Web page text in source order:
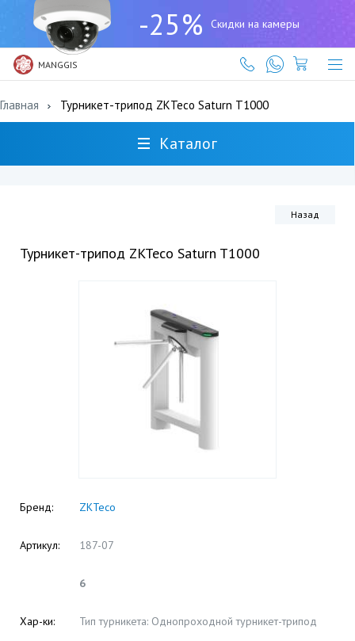
-25% Скидки на камеры
MANGGIS
(727)
317-
61-
61
Главная Турникет-трипод ZKTeco Saturn T1000
Каталог
Назад
Турникет-трипод ZKTeco Saturn T1000
Бренд: ZKTeco
Артикул: 187-07
6
Хар-ки: Тип турникета: Однопроходной турникет-трипод